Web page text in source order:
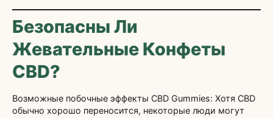
Безопасны Ли
Жевательные Конфеты
CBD?
Возможные побочные эффекты CBD Gummies: Хотя CBD
обычно хорошо переносится, некоторые люди могут